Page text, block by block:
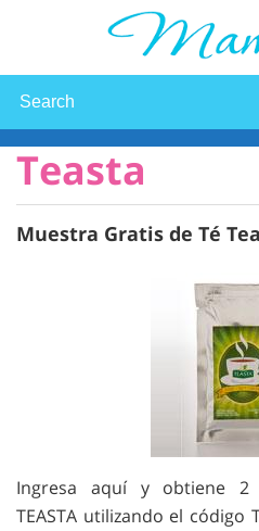
Teasta
Muestra Gratis de Té
Ingresa aquí y obtiene
TEASTA utilizando el código